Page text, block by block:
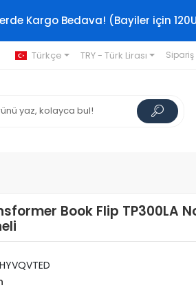
Kargo Bedava! (Bayiler için
Türkçe TRY - Türk Lirası
Book Flip TP300LA